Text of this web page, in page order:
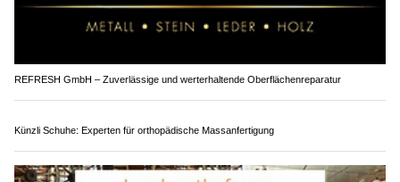
REFRESH GmbH – Zuverlässige und werterhaltende Oberflächenreparatur